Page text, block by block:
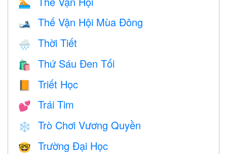
🏊
🎿 Thế Vận Hội Mùa Đông
🌧 Thời Tiết
🛍 Thứ Sáu Đen Tối
Triết Học
💕 Trái Tim
❄️ Trò Chơi Vương Quyền
🤓 Trường Đại Học